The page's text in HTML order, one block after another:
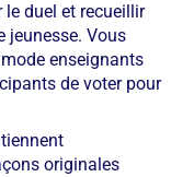
duel et recueillir
jeunesse. Vous
enseignants
de voter pour
originales